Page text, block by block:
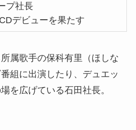
プ社長
デビューを果たす
属歌手の保科有里（ほしな
組に出演したり、デュエッ
を広げている石田社長。